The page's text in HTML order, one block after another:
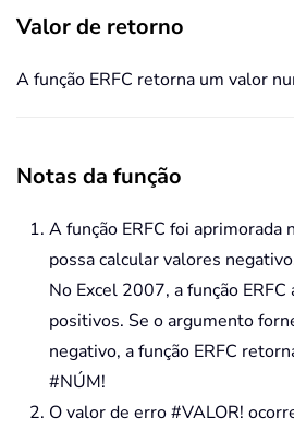
Valor de retorno
A função ERFC retorna um valor
Notas da função
A função ERFC foi aprimorada
possa calcular valores
No Excel 2007, a função
positivos. Se o argumento
negativo, a função ERFC
#NÚM!
O valor de erro #VALOR!